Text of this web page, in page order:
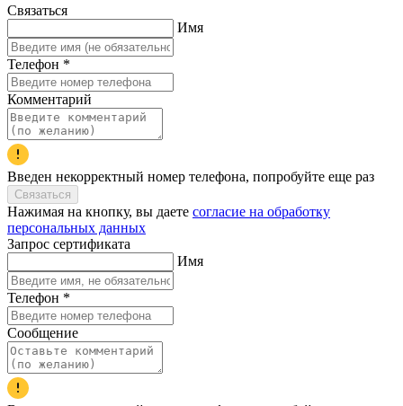
Связаться
Имя
Телефон *
Комментарий
Введен некорректный номер телефона, попробуйте еще раз
Связаться
Нажимая на кнопку, вы даете согласие на обработку
персональных данных
Запрос сертификата
Имя
Телефон *
Сообщение